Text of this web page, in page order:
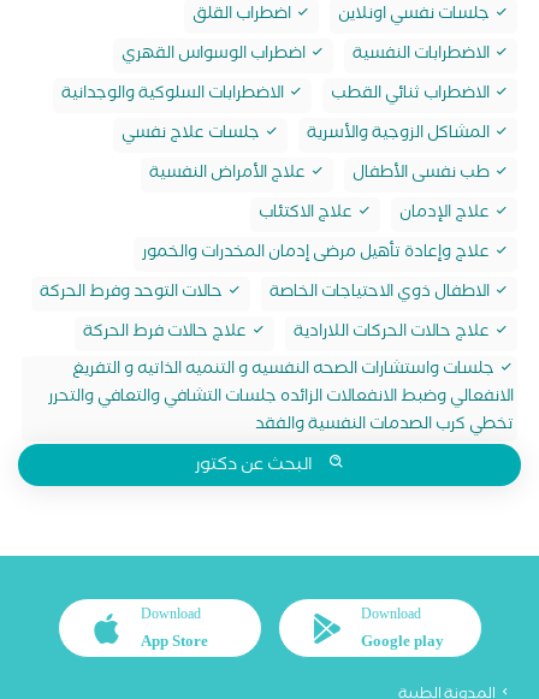
جلسات نفسي اونلاين
اضطراب القلق
الاضطرابات النفسية
اضطراب الوسواس القهري
الاضطراب ثنائي القطب
الاضطرابات السلوكية والوجدانية
المشاكل الزوجية والأسرية
جلسات علاج نفسي
طب نفسى الأطفال
علاج الأمراض النفسية
علاج الإدمان
علاج الاكتئاب
علاج وإعادة تأهيل مرضى إدمان المخدرات والخمور
الاطفال ذوي الاحتياجات الخاصة
حالات التوحد وفرط الحركة
علاج حالات الحركات اللارادية
علاج حالات فرط الحركة
جلسات واستشارات الصحه النفسيه و التنميه الذاتيه و التفريغ
الانفعالي وضبط الانفعالات الزائده جلسات التشافي والتعافي والتحرر
تخطي كرب الصدمات النفسية والفقد
البحث عن دكتور
Download
Google play
Download
App Store